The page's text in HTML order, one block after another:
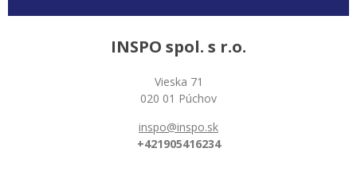
INSPO spol. s r.o.
Vieska 71
020 01 Púchov
inspo@inspo.sk
+421905416234